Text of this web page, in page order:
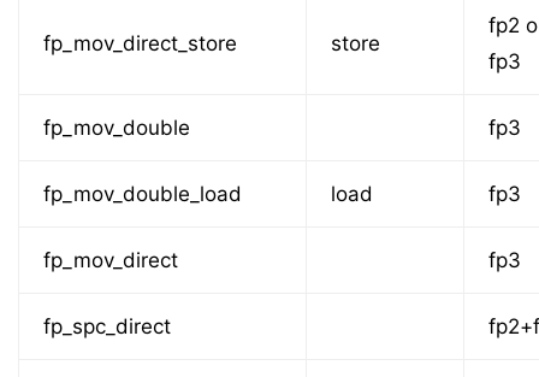
fp_mov_direct_store store
fp2
fp3
fp_mov_double fp3
fp_mov_double_load load fp3
fp_mov_direct fp3
fp_spc_direct